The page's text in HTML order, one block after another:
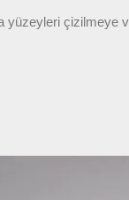
yüzeyleri çizilmeye